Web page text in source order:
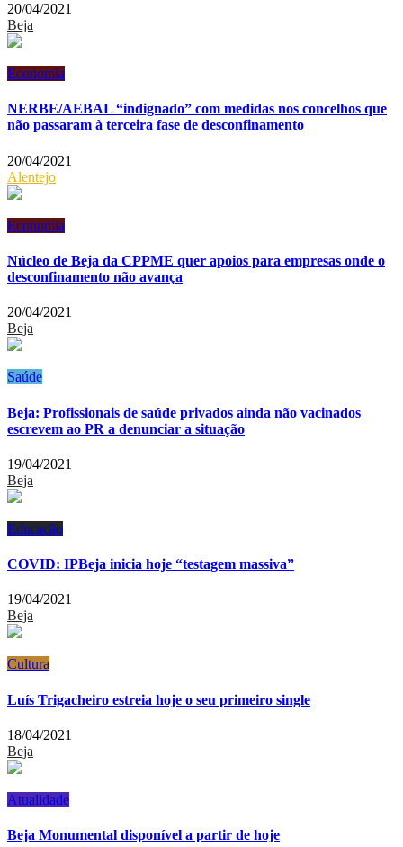
20/04/2021
Beja
Economia
NERBE/AEBAL “indignado” com medidas nos concelhos que
não passaram à terceira fase de desconfinamento
20/04/2021
Alentejo
Economia
Núcleo de Beja da CPPME quer apoios para empresas onde o
desconfinamento não avança
20/04/2021
Beja
Saúde
Beja: Profissionais de saúde privados ainda não vacinados
escrevem ao PR a denunciar a situação
19/04/2021
Beja
Educação
COVID: IPBeja inicia hoje “testagem massiva”
19/04/2021
Beja
Cultura
Luís Trigacheiro estreia hoje o seu primeiro single
18/04/2021
Beja
Atualidade
Beja Monumental disponível a partir de hoje